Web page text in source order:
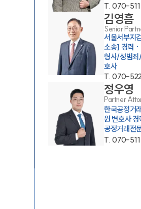
T.070-
김영흠
Senior
서울서부지
소송] 경력 ·
형사/성범
호사
T.070-
정우영
Partner
한국공정거
원 변호사 경
공정거래전
T.070-